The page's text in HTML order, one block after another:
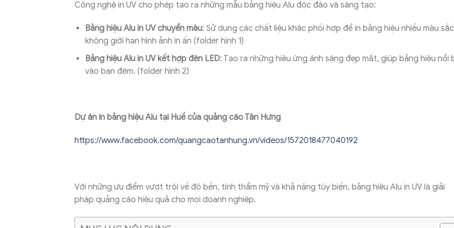
Công nghệ in UV cho phép tạo ra những mẫu bảng hiệu Alu độc đáo và sáng tạo:
Bảng hiệu Alu in UV chuyển màu: Sử dụng các chất liệu khác phối hợp để in bảng hiệu nhiều màu
không giới hạn hình ảnh in ấn (folder hình 1)
Bảng hiệu Alu in UV kết hợp đèn LED: Tạo ra những hiệu ứng ánh sáng đẹp mắt, giúp bảng hiệu nổi
vào ban đêm. (folder hình 2)
Dự án in bảng hiệu Alu tại Huế của quảng cáo Tân Hưng
https://www.facebook.com/quangcaotanhung.vn/videos/1572018477040192
Với những ưu điểm vượt trội về độ bền, tính thẩm mỹ và khả năng tùy biến, bảng hiệu Alu in UV là giải
pháp quảng cáo hiệu quả cho mọi doanh nghiệp.